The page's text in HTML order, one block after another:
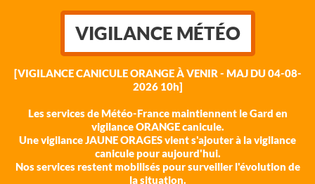
VIGILANCE MÉTÉO
[VIGILANCE CANICULE ORANGE À VENIR - MAJ DU 04-08-
2026 10h]
Les services de Météo-France maintiennent le Gard en
vigilance ORANGE canicule.
Une vigilance JAUNE ORAGES vient s'ajouter à la vigilance
canicule pour aujourd'hui.
Nos services restent mobilisés pour surveiller l'évolution de
la situation.